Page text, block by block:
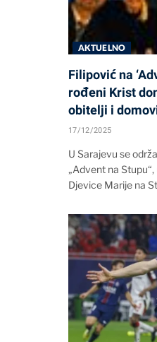
AKTUELNO
Filipović na
rođeni Krist
obitelji i
17/12/2025
U Sarajevu se
„Advent na
Djevice Marije na